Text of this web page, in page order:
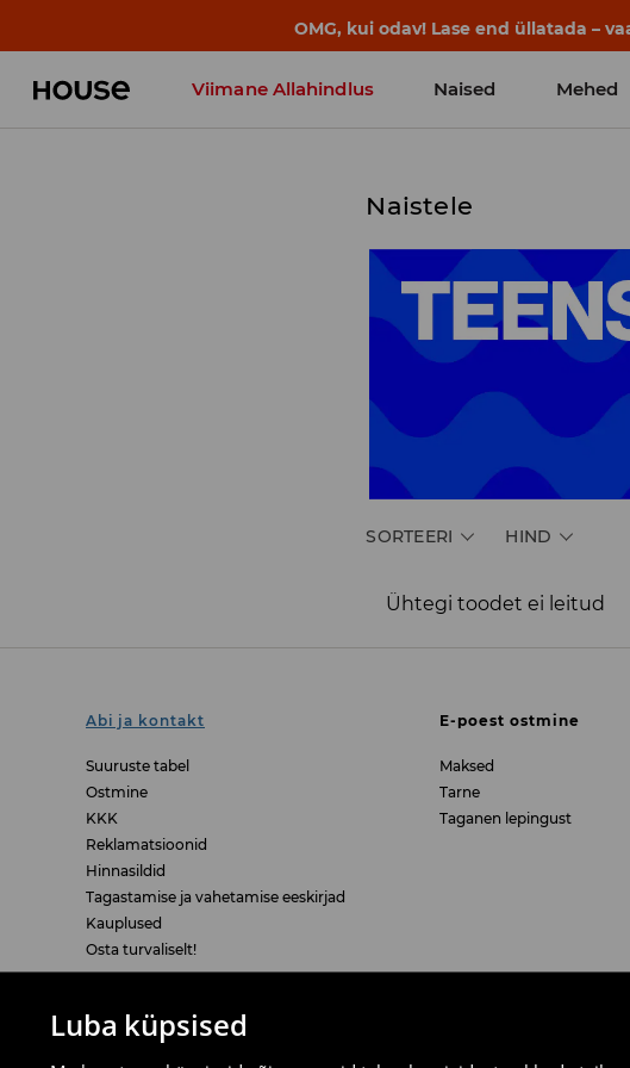
Luba küpsised
OMG, kui odav! Lase end üllatada –
Viimane Allahindlus Naised Mehed
Naistele
SORTEERI HIND
Ühtegi toodet ei leitud
Abi ja kontakt
Suuruste tabel
Ostmine
KKK
Reklamatsioonid
Hinnasildid
Tagastamise ja vahetamise eeskirjad
Kauplused
Osta turvaliselt!
E-poest ostmine
Maksed
Tarne
Taganen lepingust
Tagastused